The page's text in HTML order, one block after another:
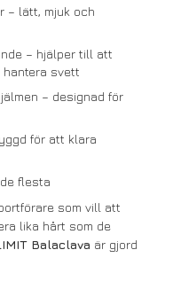
– lätt, mjuk och
– hjälper till att
hantera svett
– designad för
för att klara
flesta
som vill att
lika hårt som de
Balaclava är gjord